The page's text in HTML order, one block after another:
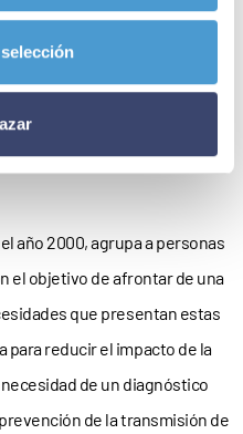
hepáticos y en 27.871 casos
de Hepatitis
año 2000, agrupa a personas
el objetivo de afrontar de una
que presentan estas
para reducir el impacto de la
de un diagnóstico
de la transmisión de